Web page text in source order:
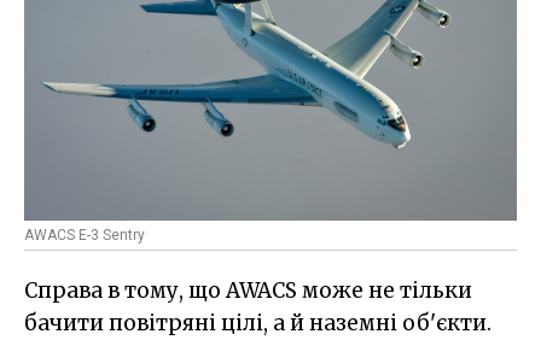
AWACS E-3 Sentry
Справа в тому, що AWACS може не тільки
бачити повітряні цілі, а й наземні об'єкти.